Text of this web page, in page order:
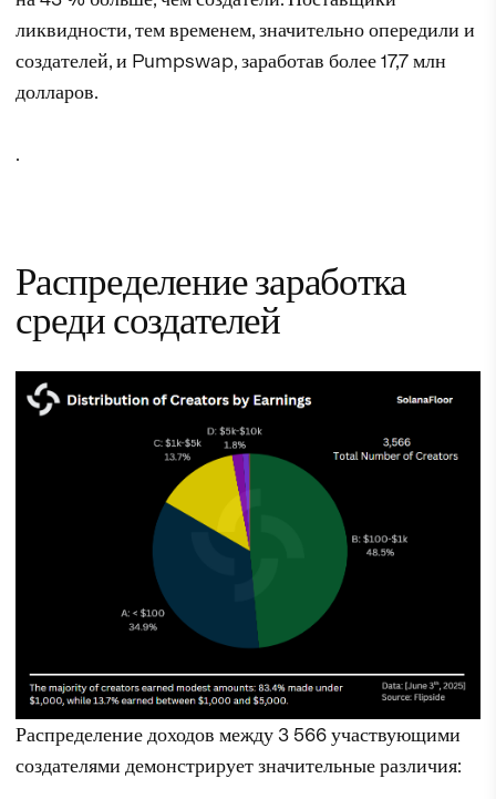
ликвидности, тем временем, значительно опередили и
создателей, и Pumpswap, заработав более 17,7 млн
долларов.
.
Распределение заработка
среди создателей
Распределение доходов между 3 566 участвующими
создателями демонстрирует значительные различия: